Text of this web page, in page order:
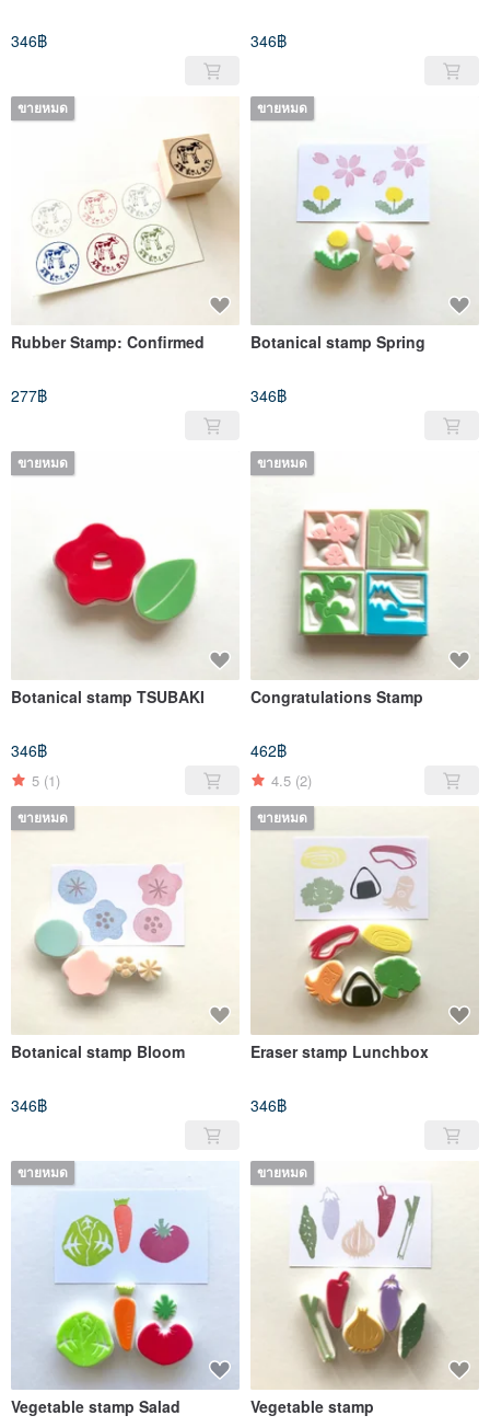
346฿ 346฿
ขายหมด
Rubber Stamp: Confirmed
277฿
ขายหมด
Botanical stamp Spring
346฿
ขายหมด
Botanical stamp TSUBAKI
346฿
5 (1)
ขายหมด
Congratulations Stamp
462฿
4.5 (2)
ขายหมด
Botanical stamp Bloom
346฿
ขายหมด
Eraser stamp Lunchbox
346฿
ขายหมด
Vegetable stamp Salad
ขายหมด
Vegetable stamp